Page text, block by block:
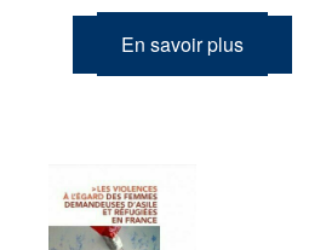
En savoir plus